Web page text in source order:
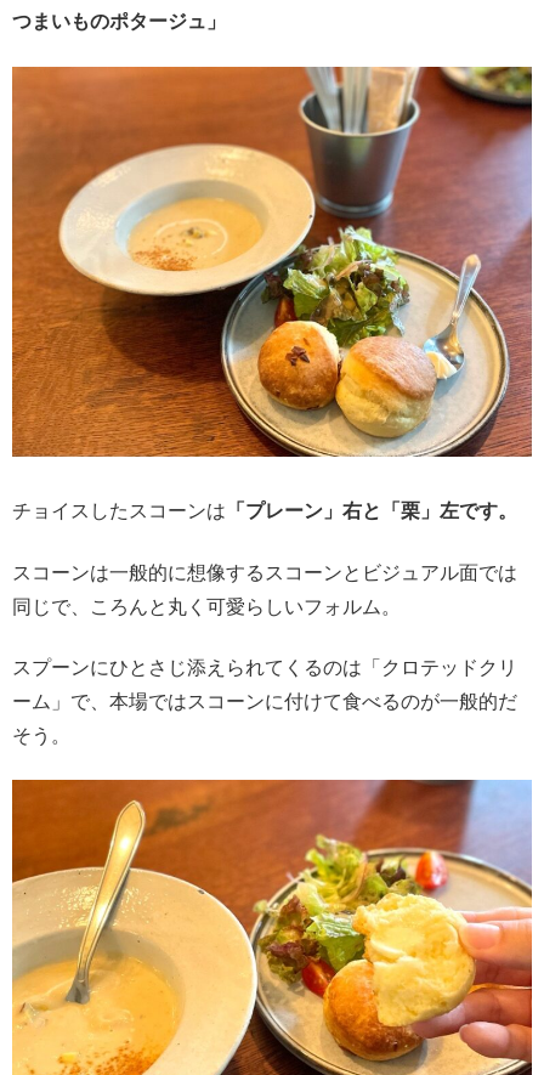
つまいものポタージュ」
チョイスしたスコーンは 「プレーン」右と「栗」左です。
スコーンは一般的に想像するスコーンとビジュアル面では
同じで、ころんと丸く可愛らしいフォルム。
スプーンにひとさじ添えられてくるのは「クロテッドクリ
ーム」で、本場ではスコーンに付けて食べるのが一般的だ
そう。